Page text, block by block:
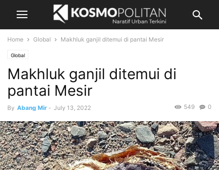
Home Global Makhluk ganjil ditemui di pantai Mesir
Global
Makhluk ganjil ditemui di
pantai Mesir
By Abang Mir - July 13, 2022 0
549